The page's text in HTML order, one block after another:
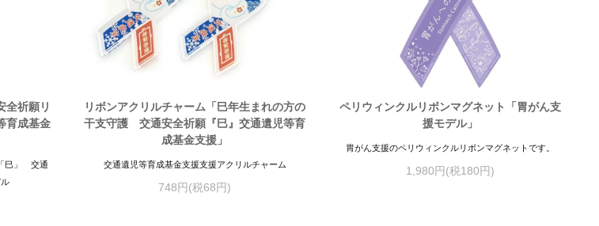
全祈願リ
育成基金
巳」 交通
リボンアクリルチャーム「巳年生まれの方の
干支守護 交通安全祈願『巳』交通遺児等育
成基金支援」
交通遺児等育成基金支援支援アクリルチャーム
748円(税68円)
ペリウィンクルリボンマグネット「胃がん支
援モデル」
胃がん支援のペリウィンクルリボンマグネットです。
1,980円(税180円)